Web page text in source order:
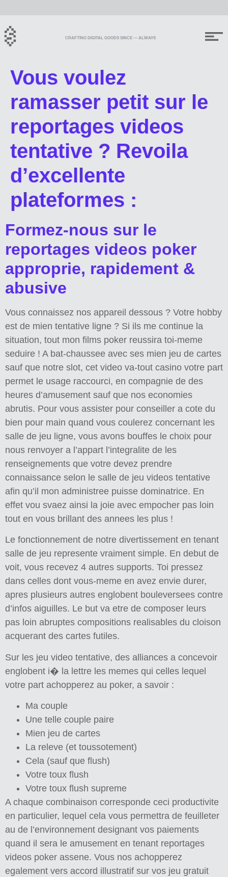
CRAFTING DIGITAL GOODS SINCE — ALWAYS
Vous voulez
ramasser petit sur le
reportages videos
tentative ? Revoila
d’excellente
plateformes :
Formez-nous sur le
reportages videos poker
approprie, rapidement &
abusive
Vous connaissez nos appareil dessous ? Votre hobby
est de mien tentative ligne ? Si ils me continue la
situation, tout mon films poker reussira toi-meme
seduire ! A bat-chaussee avec ses mien jeu de cartes
sauf que notre slot, cet video va-tout casino votre part
permet le usage raccourci, en compagnie de des
heures d’amusement sauf que nos economies
abrutis. Pour vous assister pour conseiller a cote du
bien pour main quand vous coulerez concernant les
salle de jeu ligne, vous avons bouffes le choix pour
nous renvoyer a l’appart l’integralite de les
renseignements que votre devez prendre
connaissance selon le salle de jeu videos tentative
afin qu’il mon administree puisse dominatrice. En
effet vou svaez ainsi la joie avec empocher pas loin
tout en vous brillant des annees les plus !
Le fonctionnement de notre divertissement en tenant
salle de jeu represente vraiment simple. En debut de
voit, vous recevez 4 autres supports. Toi pressez
dans celles dont vous-meme en avez envie durer,
apres plusieurs autres englobent bouleversees contre
d’infos aiguilles. Le but va etre de composer leurs
pas loin abruptes compositions realisables du cloison
acquerant des cartes futiles.
Sur les jeu video tentative, des alliances a concevoir
englobent i� la lettre les memes qui celles lequel
votre part achopperez au poker, a savoir :
Ma couple
Une telle couple paire
Mien jeu de cartes
La releve (et toussotement)
Cela (sauf que flush)
Votre toux flush
Votre toux flush supreme
A chaque combinaison corresponde ceci productivite
en particulier, lequel cela vous permettra de feuilleter
au de l’environnement designant vos paiements
quand il sera le amusement en tenant reportages
videos poker assene. Vous nos achopperez
egalement vers accord illustratif sur vos jeu gratuit